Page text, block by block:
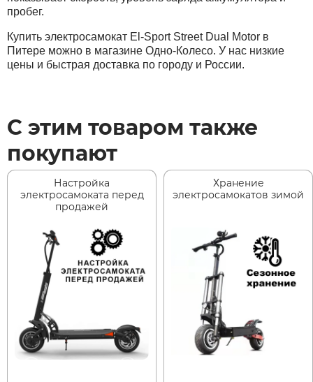
пробег.
Купить электросамокат El-Sport Street Dual Motor в
Питере можно в магазине Одно-Колесо. У нас низкие
цены и быстрая доставка по городу и России.
С этим товаром также
покупают
Настройка
электросамоката перед
продажей
Хранение
электросамокатов зимой